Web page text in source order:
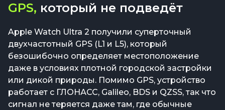
GPS, который не подведёт
Apple Watch Ultra 2 получили суперточный
двухчастотный GPS (L1 и L5), который
безошибочно определяет местоположение
даже в условиях плотной городской застройки
или дикой природы. Помимо GPS, устройство
работает с ГЛОНАСС, Galileo, BDS и QZSS, так что
сигнал не теряется даже там, где обычные